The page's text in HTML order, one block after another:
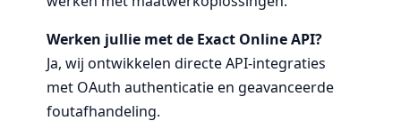
Werken jullie met de Exact Online API?
Ja, wij ontwikkelen directe API-integraties
met OAuth authenticatie en geavanceerde
foutafhandeling.